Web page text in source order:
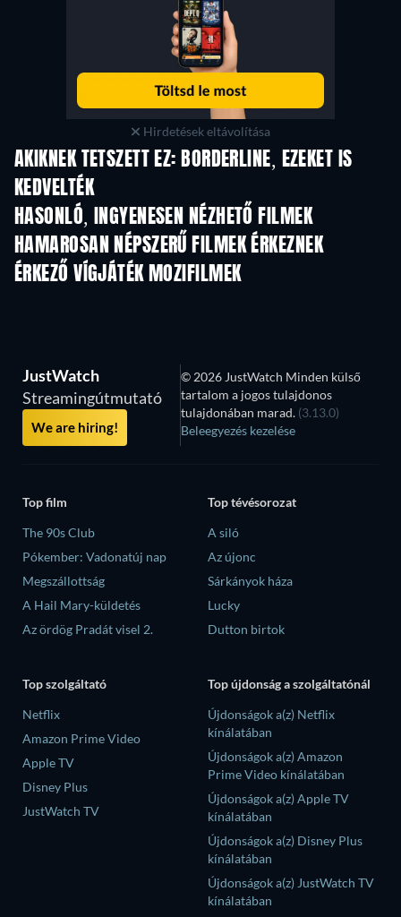
Hirdetések eltávolítása
AKIKNEK TETSZETT EZ: BORDERLINE, EZEKET IS
KEDVELTÉK
HASONLÓ, INGYENESEN NÉZHETŐ FILMEK
HAMAROSAN NÉPSZERŰ FILMEK ÉRKEZNEK
ÉRKEZŐ VÍGJÁTÉK MOZIFILMEK
JustWatch
Streamingútmutató
We are hiring!
© 2026 JustWatch Minden külső
tartalom a jogos tulajdonos
tulajdonában marad. (3.13.0)
Beleegyezés kezelése
Top film
The 90s Club
Pókember: Vadonatúj nap
Megszállottság
A Hail Mary-küldetés
Az ördög Pradát visel 2.
Top tévésorozat
A siló
Az újonc
Sárkányok háza
Lucky
Dutton birtok
Top szolgáltató
Netflix
Amazon Prime Video
Apple TV
Disney Plus
JustWatch TV
Top újdonság a szolgáltatónál
Újdonságok a(z) Netflix
kínálatában
Újdonságok a(z) Amazon
Prime Video kínálatában
Újdonságok a(z) Apple TV
kínálatában
Újdonságok a(z) Disney Plus
kínálatában
Újdonságok a(z) JustWatch TV
kínálatában